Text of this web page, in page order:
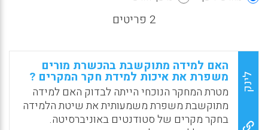
2 פריטים
לינק
האם למידה מתוקשבת בהכשרת מורים
משפרת את איכות למידת חקר המקרים ?
מטרת המחקר הנוכחי הייתה לבדוק האם למידה
מתוקשבת משפרת משמעותית את שיטת הלמידה
בחקר מקרים של סטודנטים באוניברסיטה.